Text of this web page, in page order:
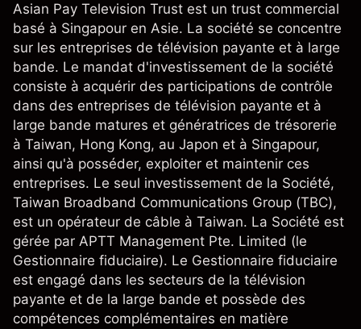
Asian Pay Television Trust est un trust commercial
basé à Singapour en Asie. La société se concentre
sur les entreprises de télévision payante et à large
bande. Le mandat d'investissement de la société
consiste à acquérir des participations de contrôle
dans des entreprises de télévision payante et à
large bande matures et génératrices de trésorerie
à Taiwan, Hong Kong, au Japon et à Singapour,
ainsi qu'à posséder, exploiter et maintenir ces
entreprises. Le seul investissement de la Société,
Taiwan Broadband Communications Group (TBC),
est un opérateur de câble à Taiwan. La Société est
gérée par APTT Management Pte. Limited (le
Gestionnaire fiduciaire). Le Gestionnaire fiduciaire
est engagé dans les secteurs de la télévision
payante et de la large bande et possède des
compétences complémentaires en matière